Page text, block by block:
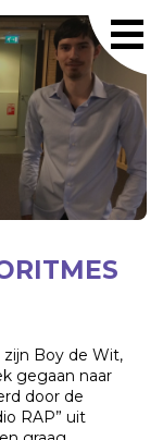
Boy de Wit,
gegaan naar
door de
RAP” uit